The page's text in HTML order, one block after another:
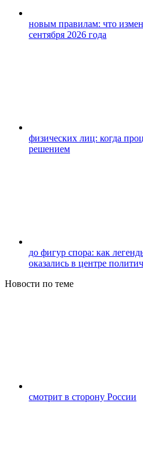
новым правилам: что
сентября 2026 года
физических лиц: когда
решением
до фигур спора: как
оказались в центре
Новости по теме
смотрит в сторону России